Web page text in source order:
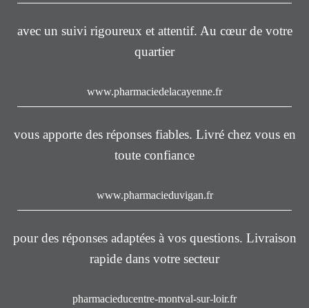
avec un suivi rigoureux et attentif. Au cœur de votre
quartier
www.pharmaciedelacayenne.fr
vous apporte des réponses fiables. Livré chez vous en
toute confiance
www.pharmacieduvigan.fr
pour des réponses adaptées à vos questions. Livraison
rapide dans votre secteur
pharmacieducentre-montval-sur-loir.fr